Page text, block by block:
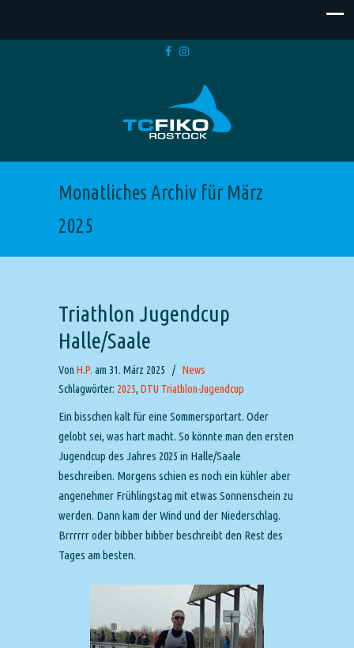
Monatliches Archiv für März
2025
Triathlon Jugendcup
Halle/Saale
Von H.P. am 31. März 2025 / News
Schlagwörter: 2025, DTU Triathlon-Jugendcup
Ein bisschen kalt für eine Sommersportart. Oder
gelobt sei, was hart macht. So könnte man den ersten
Jugendcup des Jahres 2025 in Halle/Saale
beschreiben. Morgens schien es noch ein kühler aber
angenehmer Frühlingstag mit etwas Sonnenschein zu
werden. Dann kam der Wind und der Niederschlag.
Brrrrrr oder bibber bibber beschreibt den Rest des
Tages am besten.